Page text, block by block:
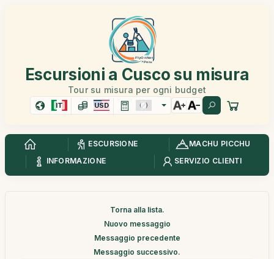
Escursioni a Cusco su misura
Tour su misura per ogni budget
IT USD
ESCURSIONE
MACHU PICCHU
INFORMAZIONE
SERVIZIO CLIENTI
Torna alla lista.
Nuovo messaggio
Messaggio precedente
Messaggio successivo.